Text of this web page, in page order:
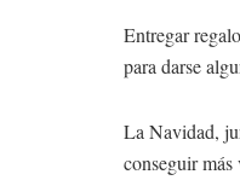
Entregar
para darse
La Navidad,
conseguir